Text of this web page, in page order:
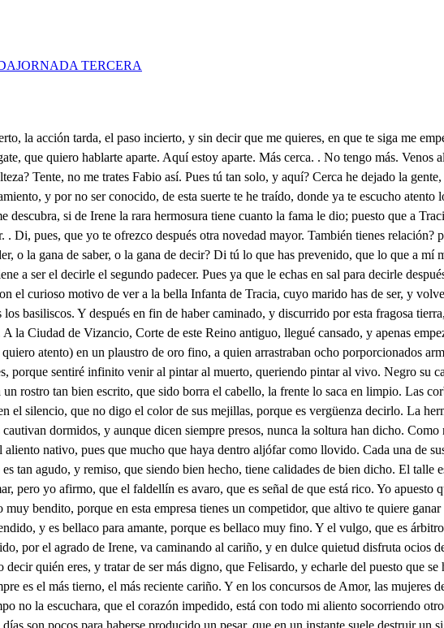
JORNADA TERCERA
Negros en Alemania nacidos. Incapaz está de enmienda un rostro tan bien escrito, que sido borra el cabello, la frente lo saca en limpio. Las corbas cejas parecen alfanjes, no Damasquinos, que en vez de ser de damasco son de terciopelo liso. Sus mejillas me perdonen el silencio, que no digo el color de sus mejillas, porque es vergüenza decirlo. La hermosura de sus ojos, no sigue el común estilo, sin duda para matarte se los hicieron hechizos. Dormidos buscan las almas, y las cautivan dormidos, y aunque dicen siempre presos, nunca la soltura han dicho. Como nadie los atiende, que no muere de improviso, la boca está tamañita de ver tan cerca el peligro. Nácar es el labio intacto, abra el aliento nativo, pues que mucho que haya dentro aljófar como llovido. Cada una de sus manos el ignorante que ha dicho, que es una pella de nieve, no sabe cuantas son cinco. No he visto el pie, pero apuesto, que es tan agudo, y remiso, que siendo bien hecho, tiene calidades de bien dicho. El talle es todo un airoso proporcionado prodigio, miren que talle de estarse un hombre con su albedrío. Lo demás nadie lo puede afirmar, pero yo afirmo, que el faldellín es avaro, que es señal de que está rico. Yo apuesto que ahora estás bendiciendo muy fruncido a Júpiter, por hallarte en un empeño tan lindo. Pero escúchame otro poco, y dirás no muy bendito, porque en esta empresa tienes un competidor, que altivo te quiere ganar de mano, porque primero ha venido, El Príncipe Felisardo del de Macedonia hijo, ha muchos días que está festejándola rendido, y es bellaco para amante, porque es bellaco muy fino. Y el vulgo, que es árbitro ciego de los ajenos designios, como sin juicio se halla, de todo quiere hacer juicio: dice ya, que Felisardo de su afecto conducido, por el agrado de Irene, va caminando al cariño, y en dulce quietud disfruta ocios de favorecido. Esto, señor, esto fue lo que mi voz te previno, esta la beldad de Irene, este el riesgo que te aviso. No hay si no decir quién eres, y tratar de ser más digno, que Felisardo, y echarle del puesto que se ha adquirido, sin desanimarte al ver su fineza en mejor sitio. Que llegando de refresco, tu parecerás más fino, porque siempre es el más tierno, el más reciente cariño. Y en los concursos de Amor, las mujeres de este siglo sientan en peor lugar al amante más antiguo. Mucho me hubiera asustado la novedad que me has dicho, si a tiempo no la escuchara, que el corazón impedido, está con todo mi aliento socorriendo otro peligro. Pues no sabremos, señor, que es lo que te ha sucedido en quince días no más que me aparté de contigo? Y quince días son pocos para haberse producido un pesar, que en un instante suele destruir un siglo? Helo de saber? . Sí, Fabio. Haslo de decir? . Sí, amigo. Pues déjate de rodeos, que por acá va el camino. Escucha, pues. . Ya me tienes de las orejas asido. Prosiguiendo mi viaje, después Fabio, como has dicho, que saliste de mi lado, en ese lugar vecino quise aguardar que volvieses con las nuevas que has traído; y ayer viendo que tardabas, me resolví inadvertido a entrar oculto en Bizancio: quien creyera, Fabio amigo, que en esta resolución se escondiera mi peligro. Era la estación del día, en que al albor matutino, el céfiro imaginado cercaba de oro fingido, Cuando a perseguir las fieras de venablos impedido, con la gente que me sigue me desvié del camino. Y en ese intrincado bosque, del Sol ignorado sitio, siguiendo un ligero corzo, a quien hirió vengativo mi brazo, como si en él fuera el descuido delito, me condujeron sus huellas al seno más escondido, donde una risueña fuente, hija natural de un risco, fecunda un ameno prado, dando perenne principio a tres, o cuatro arroyuelos, que por desiguales giros, cruzando el rústico cuerpo, le son nervios cristalinos, por donde usurpan sus miembros alientos vegetativos. En medio, pues, de este hermoso imitado Paraíso; donde más puro el Fabonio daba a entender al sentido, que discurría templado, no solo en soplar benigno, si